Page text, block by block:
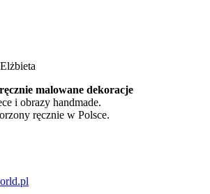
malowane dekoracje
i obrazy handmade.
ręcznie w Polsce.